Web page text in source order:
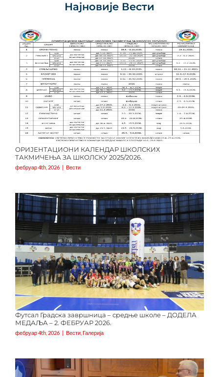
Најновије Вести
ОРИЈЕНТАЦИОНИ КАЛЕНДАР ШКОЛСКИХ
ТАКМИЧЕЊА ЗА ШКОЛСКУ 2025/2026.
фебруар 4th, 2026 Вести
Футсал Градска завршница – средње школе – ДОДЕЛА
МЕДАЉА – 2. ФЕБРУАР 2026.
фебруар 4th, 2026 Вести Галерија